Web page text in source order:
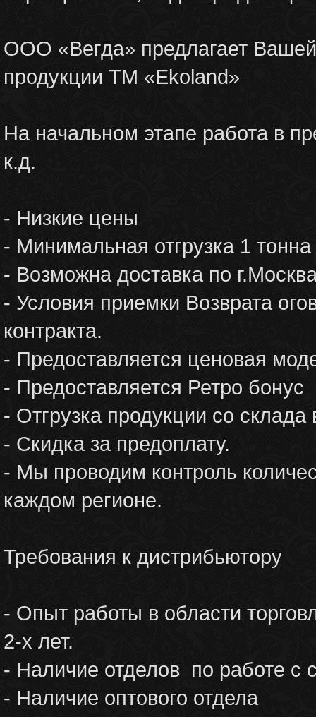
ООО «Вегда» предлагает
продукции ТМ «Ekoland»
На начальном этапе работа в
к.д.
- Низкие цены
- Минимальная отгрузка 1 тонна
- Возможна доставка по
- Условия приемки Возврата
контракта.
- Предоставляется ценовая
- Предоставляется Ретро бонус
- Отгрузка продукции со
- Скидка за предоплату.
- Мы проводим контроль
каждом регионе.
Требования к дистрибьютору
- Опыт работы в области
2-х лет.
- Наличие отделов по работе с
- Наличие оптового отдела